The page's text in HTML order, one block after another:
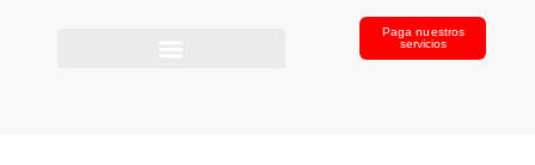
Paga nuestros
servicios